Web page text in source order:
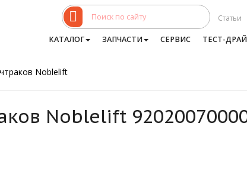
Статьи
КАТАЛОГ ЗАПЧАСТИ СЕРВИС ТЕСТ-
Noblelift
Noblelift